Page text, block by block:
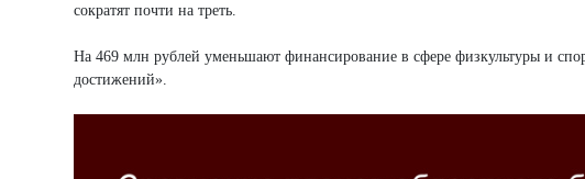
сократят почти на треть.
На 469 млн рублей уменьшают финансирование в сфере физкультуры и
достижений».